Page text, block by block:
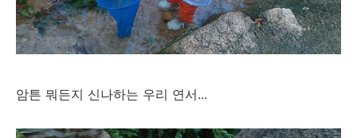
암튼 뭐든지 신나하는 우리 연서...